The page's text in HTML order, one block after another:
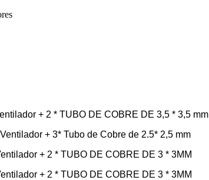
+ 2 * TUBO DE COBRE DE 3,5 * 3,5 mm
+ 3* Tubo de Cobre de 2.5* 2,5 mm
+ 2 * TUBO DE COBRE DE 3 * 3MM
+ 2 * TUBO DE COBRE DE 3 * 3MM